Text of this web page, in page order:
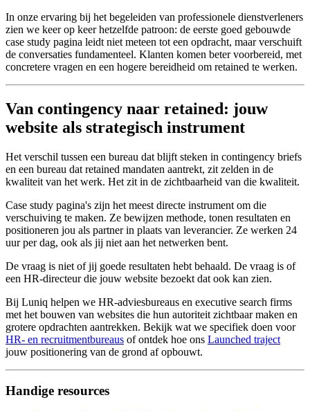
In onze ervaring bij het begeleiden van professionele dienstverleners
zien we keer op keer hetzelfde patroon: de eerste goed gebouwde
case study pagina leidt niet meteen tot een opdracht, maar verschuift
de conversaties fundamenteel. Klanten komen beter voorbereid, met
concretere vragen en een hogere bereidheid om retained te werken.
Van contingency naar retained: jouw
website als strategisch instrument
Het verschil tussen een bureau dat blijft steken in contingency briefs
en een bureau dat retained mandaten aantrekt, zit zelden in de
kwaliteit van het werk. Het zit in de zichtbaarheid van die kwaliteit.
Case study pagina's zijn het meest directe instrument om die
verschuiving te maken. Ze bewijzen methode, tonen resultaten en
positioneren jou als partner in plaats van leverancier. Ze werken 24
uur per dag, ook als jij niet aan het netwerken bent.
De vraag is niet of jij goede resultaten hebt behaald. De vraag is of
een HR-directeur die jouw website bezoekt dat ook kan zien.
Bij Luniq helpen we HR-adviesbureaus en executive search firms
met het bouwen van websites die hun autoriteit zichtbaar maken en
grotere opdrachten aantrekken. Bekijk wat we specifiek doen voor
HR- en recruitmentbureaus of ontdek hoe ons Launched traject
jouw positionering van de grond af opbouwt.
Handige resources